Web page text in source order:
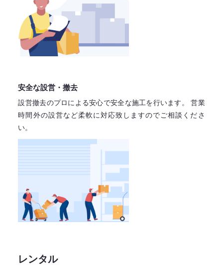
安全な設営・撤去
設営撤去のプロによる安心で安全な施工を行います。
営業
時間外の設営など柔軟に対応致しますのでご相談くださ
い。
レンタル